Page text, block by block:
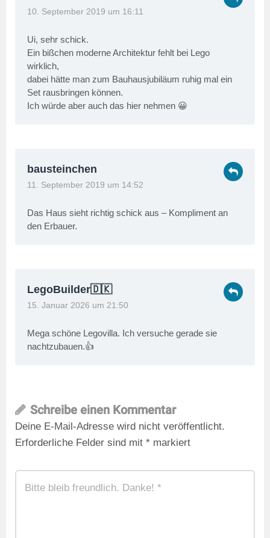
10. September 2019 um 16:11
Ui, sehr schick.
Ein bißchen moderne Architektur fehlt bei Lego
wirklich,
dabei hätte man zum Bauhausjubiläum ruhig mal ein
Set rausbringen können.
Ich würde aber auch das hier nehmen 😀
bausteinchen
11. September 2019 um 14:52
Das Haus sieht richtig schick aus – Kompliment an
den Erbauer.
LegoBuilder🇩🇰
15. Januar 2026 um 21:50
Mega schöne Legovilla. Ich versuche gerade sie
nachtzubauen.👍
Schreibe einen Kommentar
Deine E-Mail-Adresse wird nicht veröffentlicht.
Erforderliche Felder sind mit * markiert